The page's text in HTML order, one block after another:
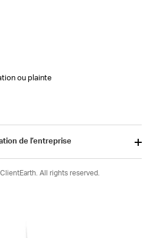
ou plainte
de l’entreprise
All rights reserved.